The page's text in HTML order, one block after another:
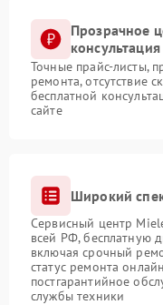
Прозрачное
консультация
Точные прайс-листы,
ремонта, отсутствие
бесплатной
сайте
Широкий
Сервисный центр
всей РФ, бесплатную
включая срочный
статус ремонта
постгарантийное
службы техники